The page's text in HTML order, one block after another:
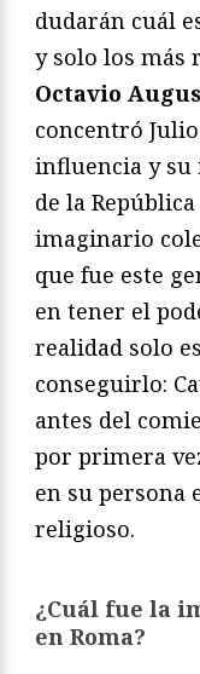
dudarán cuál
y solo los más
Octavio
concentró
influencia y
de la
imaginario
que fue este
en tener el
realidad solo
conseguirlo:
antes del
por primera
en su
religioso.
¿Cuál fue la
en Roma?